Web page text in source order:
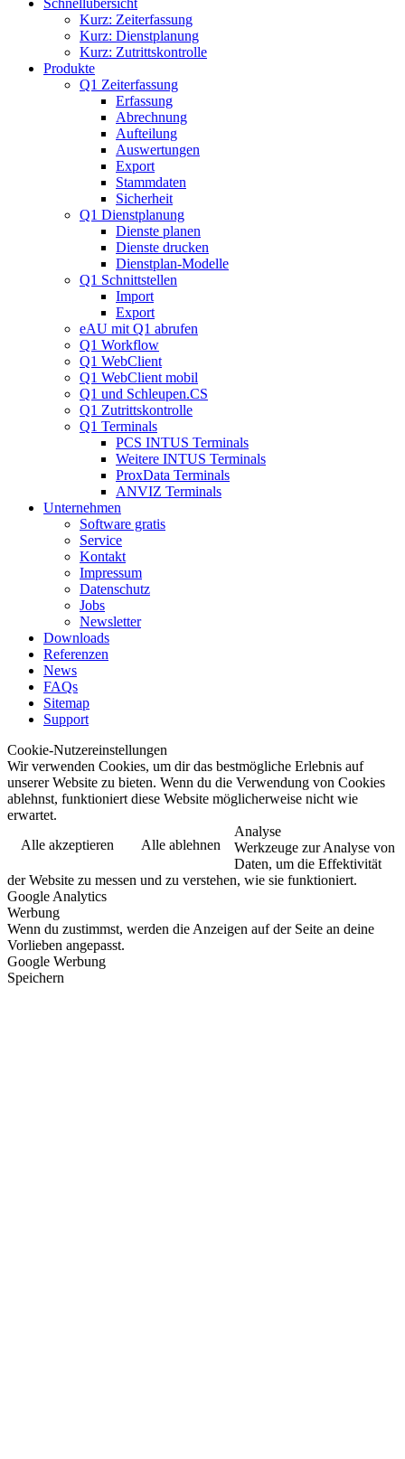
Kurz: Zeiterfassung
Kurz: Dienstplanung
Kurz: Zutrittskontrolle
Produkte
Q1 Zeiterfassung
Erfassung
Abrechnung
Aufteilung
Auswertungen
Export
Stammdaten
Sicherheit
Q1 Dienstplanung
Dienste planen
Dienste drucken
Dienstplan-Modelle
Q1 Schnittstellen
Import
Export
eAU mit Q1 abrufen
Q1 Workflow
Q1 WebClient
Q1 WebClient mobil
Q1 und Schleupen.CS
Q1 Zutrittskontrolle
Q1 Terminals
PCS INTUS Terminals
Weitere INTUS Terminals
ProxData Terminals
ANVIZ Terminals
Unternehmen
Software gratis
Service
Kontakt
Impressum
Datenschutz
Jobs
Newsletter
Downloads
Referenzen
News
FAQs
Sitemap
Support
Cookie-Nutzereinstellungen
Wir verwenden Cookies, um dir das bestmögliche Erlebnis auf
unserer Website zu bieten. Wenn du die Verwendung von Cookies
ablehnst, funktioniert diese Website möglicherweise nicht wie
erwartet.
Alle akzeptieren
Alle ablehnen
Analyse
Werkzeuge zur Analyse von
Daten, um die Effektivität
der Website zu messen und zu verstehen, wie sie funktioniert.
Google Analytics
Werbung
Wenn du zustimmst, werden die Anzeigen auf der Seite an deine
Vorlieben angepasst.
Google Werbung
Speichern